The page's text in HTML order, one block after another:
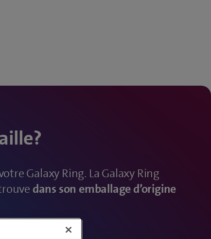
Galaxy Ring. La Galaxy Ring
dans son emballage d’origine